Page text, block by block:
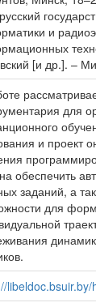
и
[и др.]. –
для
и проект
обеспечить
заданий, а
для